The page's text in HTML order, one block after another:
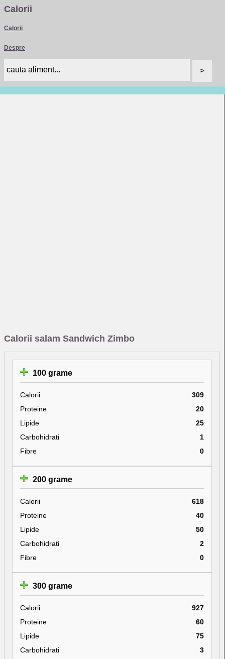
Calorii
Calorii
Despre
Calorii salam Sandwich Zimbo
100 grame
Calorii
309
Proteine
20
Lipide
25
Carbohidrati
1
Fibre
0
200 grame
Calorii
618
Proteine
40
Lipide
50
Carbohidrati
2
Fibre
0
300 grame
Calorii
927
Proteine
60
Lipide
75
Carbohidrati
3